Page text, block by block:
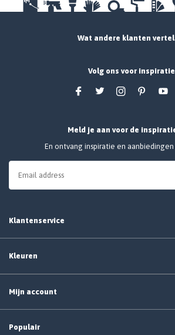
Wat andere klanten
Volg ons voor inspiratie
Meld je aan voor de
En ontvang inspiratie en
Klantenservice
Kleuren
Mijn account
Populair